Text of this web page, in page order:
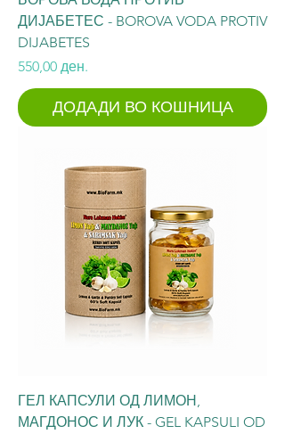
ДИЈАБЕТЕС - BOROVA VODA PROTIV
DIJABETES
Price
550,00 ден.
ДОДАДИ ВО КОШНИЦА
ГЕЛ КАПСУЛИ ОД ЛИМОН,
МАГДОНОС И ЛУК - GEL KAPSULI OD